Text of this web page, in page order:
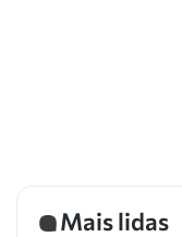
Mais lidas